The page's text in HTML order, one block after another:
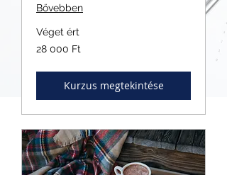
Bővebben
Véget ért
28 000
magyar
28 000 Ft
Kurzus megtekintése